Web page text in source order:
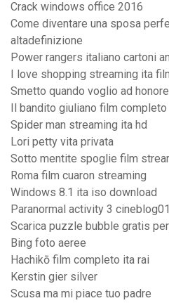
Crack windows office 2016
Come diventare una sposa
altadefinizione
Power rangers italiano cartoni
I love shopping streaming ita
Smetto quando voglio ad
Il bandito giuliano film completo
Spider man streaming ita hd
Lori petty vita privata
Sotto mentite spoglie film
Roma film cuaron streaming
Windows 8.1 ita iso download
Paranormal activity 3 cineblog01
Scarica puzzle bubble gratis
Bing foto aeree
Hachikō film completo ita rai
Kerstin gier silver
Scusa ma mi piace tuo padre